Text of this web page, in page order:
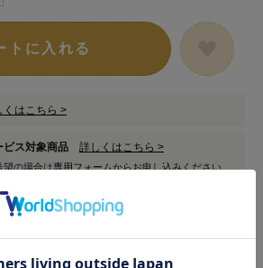
トに入れる
くはこちら >
ビス対象商品 詳しくはこちら >
望の場合は専用フォームからお申し込みください。